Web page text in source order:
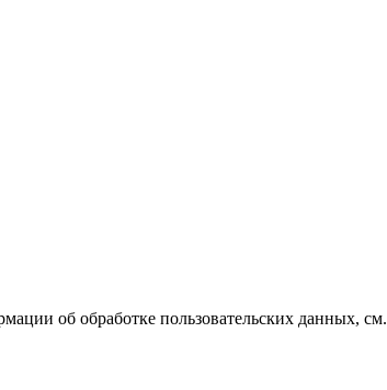
об обработке пользовательских данных, см.